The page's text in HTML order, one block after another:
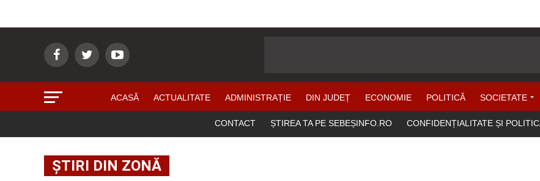
ACASĂ ACTUALITATE ADMINISTRAȚIE DIN JUDEȚ ECONOMIE POLITICĂ SOCIETATE
CONTACT ȘTIREA TA PE SEBEȘINFO.RO CONFIDENȚIALITATE ȘI
ȘTIRI DIN ZONĂ